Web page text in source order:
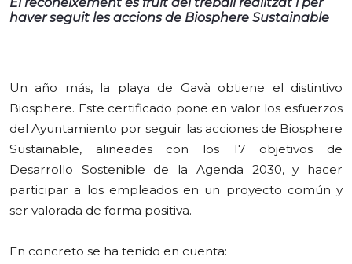
haver seguit les accions de Biosphere Sustainable
Un año más, la playa de Gavà obtiene el distintivo
Biosphere. Este certificado pone en valor los esfuerzos
del Ayuntamiento por seguir las acciones de Biosphere
Sustainable, alineades con los 17 objetivos de
Desarrollo Sostenible de la Agenda 2030, y hacer
participar a los empleados en un proyecto común y
ser valorada de forma positiva.
En concreto se ha tenido en cuenta: